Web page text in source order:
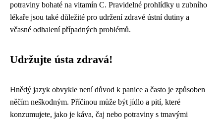
potraviny bohaté na vitamín C. Pravidelné prohlídky u zubního
lékaře jsou také důležité pro udržení zdravé ústní dutiny a
včasné odhalení případných problémů.
Udržujte ústa zdravá!
Hnědý jazyk obvykle není důvod k panice a často je způsoben
něčím neškodným. Příčinou může být jídlo a pití, které
konzumujete, jako je káva, čaj nebo potraviny s tmavými